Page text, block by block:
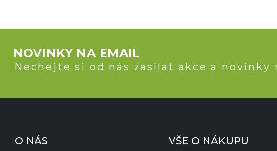
NOVINKY NA EMAIL
Nechejte si od nás zasílat akce a novinky
O NÁS VŠE O NÁKUPU